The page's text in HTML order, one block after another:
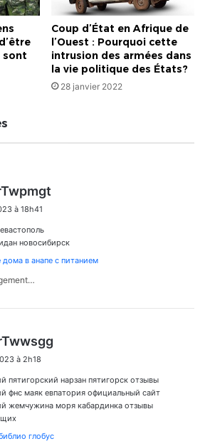
sont
Coup d’État en Afrique de
l’Ouest : Pourquoi cette
intrusion des armées dans
la vie politique des États?
28 janvier 2022
:
à 18h41
новосибирск
дома в анапе с питанием
:
à 2h18
пятигорский нарзан пятигорск отзывы
фнс маяк евпатория официальный сайт
жемчужина моря кабардинка отзывы
глобус